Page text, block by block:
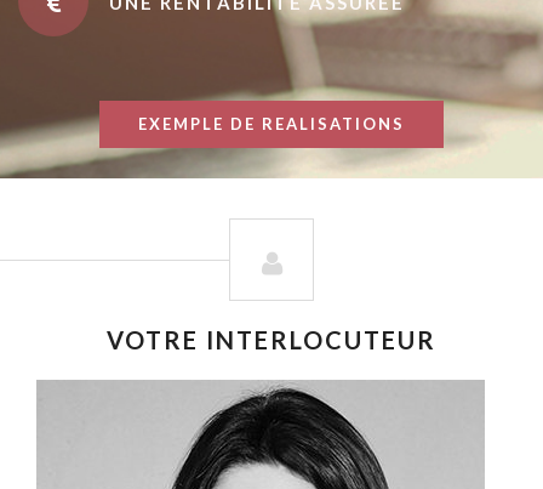
EXEMPLE DE REALISATIONS
VOTRE INTERLOCUTEUR